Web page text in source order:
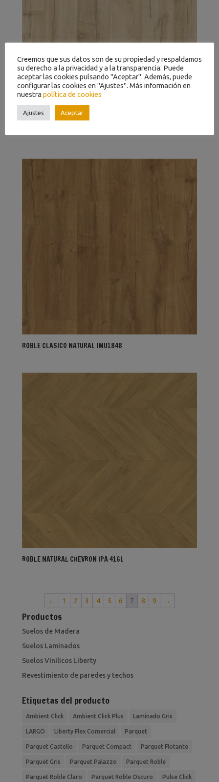
ROBLE CLASICO NATURAL IMU1848
ROBLE NATURAL CHEVRON IPA 4161
← 1 2 3 4 5 6 7 8 9 →
Productos
Suelos de Madera
Suelos Laminados
Suelos Vinilicos Liberty
Revestimiento de paredes y techos
Etiquetas del producto
Ambient Click Ambient Click Plus Laminado Gris
LARGO Liberty Flex Comercial Parquet
Parquet Castello Parquet Compact Parquet Flotante
Parquet Gris Parquet Palazzo Parquet Roble
Parquet Roble Claro Parquet Roble Oscuro Pulse Click
Creemos que sus datos son de su propiedad y respaldamos
su derecho a la privacidad y a la transparencia. Puede
aceptar las cookies pulsando "Aceptar". Además, puede
configurar las cookies en "Ajustes". Más información en
nuestra política de cookies
Ajustes Aceptar